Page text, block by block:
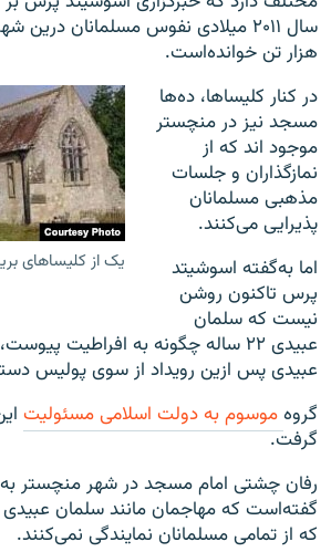
سال ۲۰۱۱ میلادی نفوس مسلمانان
هزار تن خوانده‌است.
یک از کلیساهای
​در کنار کلیساها، ده‌ها
مسجد نیز در منچستر
موجود اند که از
نمازگذاران و جلسات
مذهبی مسلمانان
پذیرایی می‌کنند.
اما به‌گفته اسوشیتد
پرس تاکنون روشن
نیست که سلمان
عبیدی ۲۲ ساله چگونه به افراطیت
عبیدی پس ازین رویداد از سوی پولیس
گروهموسوم به دولت اسلامی مسئولیت
گرفت.
رفان چشتی امام مسجد در شهر منچستر
گفته‌است که مهاجمان مانند سلمان
که از تمامی مسلمانان نمایندگی نمی‌کنند.